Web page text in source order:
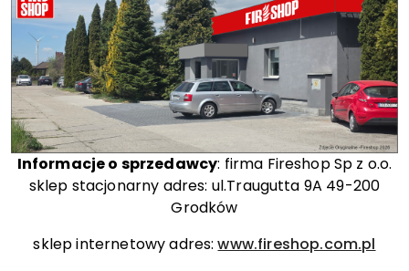
Informacje o sprzedawcy: firma Fireshop Sp z o.o.
sklep stacjonarny adres: ul.Traugutta 9A 49-200
Grodków
sklep internetowy adres:www.fireshop.com.pl